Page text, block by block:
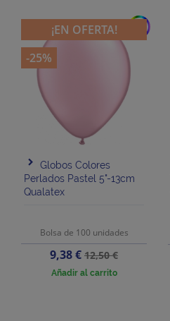
add
Globos Colores
Perlados Pastel 5"-13cm
Qualatex
Bolsa de 100 unidades
Precio
9,38 €Precio
base
12,50 €
Añadir al carrito
¡EN OFERTA!
-25%